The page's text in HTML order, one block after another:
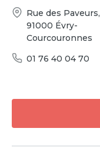
Rue des Paveurs,
91000 Évry-
Courcouronnes
01 76 40 04 70